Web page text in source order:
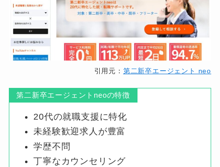
引用元： 第二新卒エージェント neo
第二新卒エージェントneoの特徴
20代の就職支援に特化
未経験歓迎求人が豊富
学歴不問
丁寧なカウンセリング